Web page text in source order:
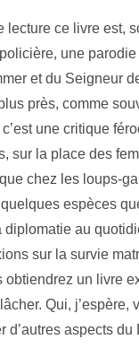
lecture ce livre est,
une
et du Seigneur
près, comme
une critique
sur la place des
chez les loups-
espèces
diplomatie au
sur la survie
obtiendrez un livre
Qui, j’espère,
d’autres aspects du